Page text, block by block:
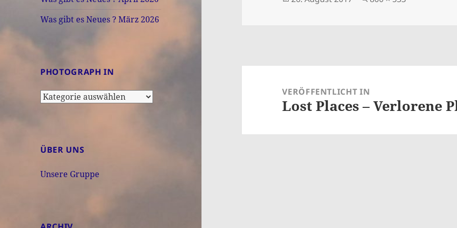
Was gibt es Neues ? März 2026
PHOTOGRAPH IN
Photograph
ÜBER UNS
Unsere Gruppe
VERÖFFENTLICHT IN
Lost Places – Verlorene